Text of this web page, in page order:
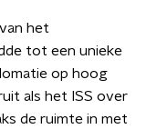
het
tot een unieke
op hoog
als het ISS over
de ruimte in met